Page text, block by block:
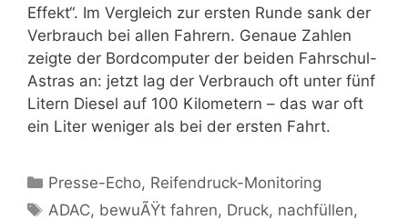
Effekt“. Im Vergleich zur ersten Runde sank der
Verbrauch bei allen Fahrern. Genaue Zahlen
zeigte der Bordcomputer der beiden Fahrschul-
Astras an: jetzt lag der Verbrauch oft unter fünf
Litern Diesel auf 100 Kilometern – das war oft
ein Liter weniger als bei der ersten Fahrt.
Kategorien
Presse-Echo, Reifendruck-Monitoring
Schlagwörter
ADAC, bewuÃŸt fahren, Druck, nachfüllen,